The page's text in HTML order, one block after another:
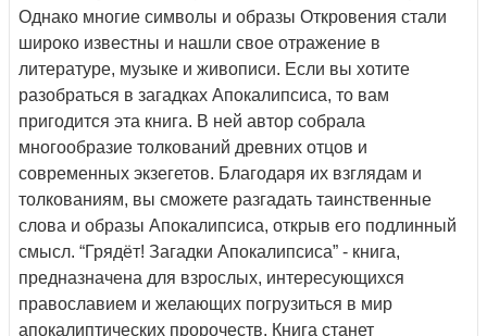
Однако многие символы и образы Откровения стали
широко известны и нашли свое отражение в
литературе, музыке и живописи. Если вы хотите
разобраться в загадках Апокалипсиса, то вам
пригодится эта книга. В ней автор собрала
многообразие толкований древних отцов и
современных экзегетов. Благодаря их взглядам и
толкованиям, вы сможете разгадать таинственные
слова и образы Апокалипсиса, открыв его подлинный
смысл. “Грядёт! Загадки Апокалипсиса” - книга,
предназначена для взрослых, интересующихся
православием и желающих погрузиться в мир
апокалиптических пророчеств. Книга станет